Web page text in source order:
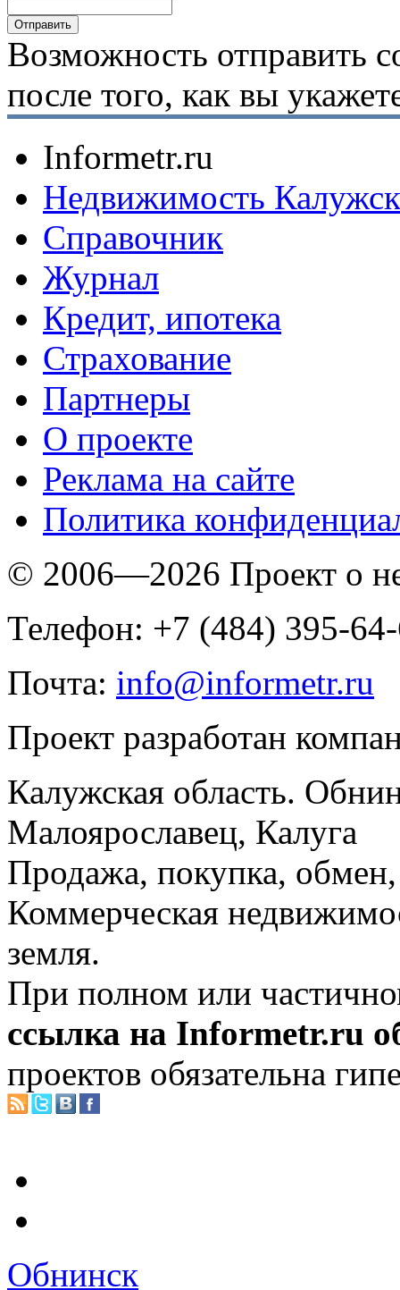
Возможность отправить
после того, как вы
Informetr.ru
Недвижимость
Справочник
Журнал
Кредит, ипотека
Страхование
Партнеры
O проекте
Реклама на сайте
Политика
© 2006—2026 Проект о
Телефон: +7 (484) 395-
Почта: info@informetr.ru
Проект разработан
Калужская область.
Малоярославец, Калуга
Продажа, покупка, обмен,
Коммерческая
земля.
При полном или
ссылка на Informetr.ru
проектов обязательна
Обнинск